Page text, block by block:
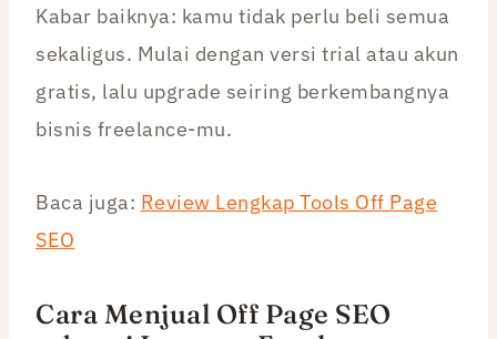
Kabar baiknya: kamu tidak perlu beli semua
sekaligus. Mulai dengan versi trial atau akun
gratis, lalu upgrade seiring berkembangnya
bisnis freelance-mu.
Baca juga: Review Lengkap Tools Off Page
SEO
Cara Menjual Off Page SEO